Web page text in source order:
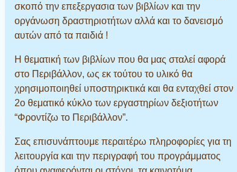
σκοπό την επεξεργασια των βιβλίων και την
οργάνωση δραστηριοτήτων αλλά και το δανεισμό
αυτών από τα παιδιά !
Η θεματική των βιβλίων που θα μας σταλεί αφορά
στο Περιβάλλον, ως εκ τούτου το υλικό θα
χρησιμοποιηθεί υποστηρικτικά και θα ενταχθεί στον
2ο θεματικό κύκλο των εργαστηρίων δεξιοτήτων
“Φροντίζω το Περιβάλλον”.
Σας επισυνάπτουμε περαιτέρω πληροφορίες για τη
λειτουργία και την περιγραφή του προγράμματος